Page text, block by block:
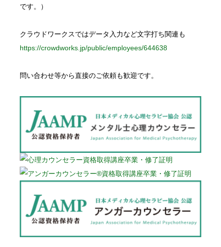
です。）
クラウドワークスではデータ入力など文字打ち関連も
https://crowdworks.jp/public/employees/644638
問い合わせ等から直接のご依頼も歓迎です。